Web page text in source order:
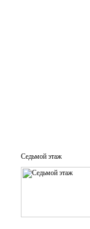
Седьмой этаж